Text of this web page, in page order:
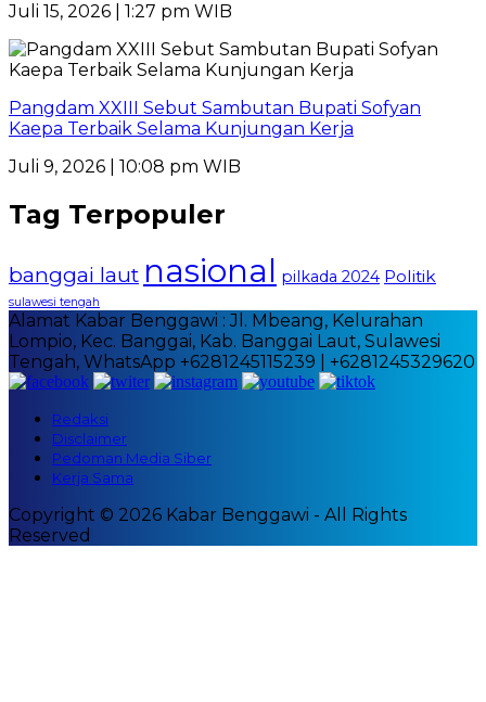
Juli 15, 2026 | 1:27 pm WIB
Pangdam XXIII Sebut Sambutan Bupati Sofyan
Kaepa Terbaik Selama Kunjungan Kerja
Juli 9, 2026 | 10:08 pm WIB
Tag Terpopuler
banggai laut nasional pilkada 2024 Politik
sulawesi tengah
Alamat Kabar Benggawi : Jl. Mbeang, Kelurahan
Lompio, Kec. Banggai, Kab. Banggai Laut, Sulawesi
Tengah, WhatsApp +6281245115239 | +6281245329620
Redaksi
Disclaimer
Pedoman Media Siber
Kerja Sama
Copyright © 2026 Kabar Benggawi - All Rights
Reserved